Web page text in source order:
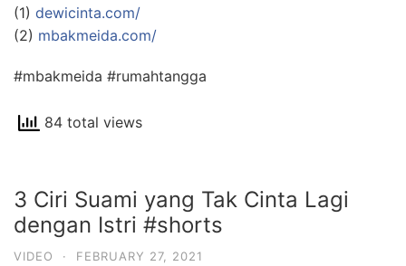
(1) dewicinta.com/
(2) mbakmeida.com/
#mbakmeida #rumahtangga
84 total views
3 Ciri Suami yang Tak Cinta Lagi
dengan Istri #shorts
VIDEO · FEBRUARY 27, 2021